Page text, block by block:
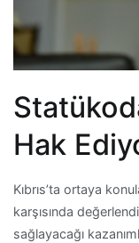
Hak
Kıbrıs’ta ortaya
karşısında
sağlayacağı